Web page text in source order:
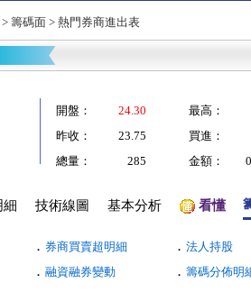
> 籌碼面 > 熱門券商進出表
開盤： 24.30
最高：
昨收：
23.75
買進：
總量：
285 金額：
細 技術線圖 基本分析 看懂
． 券商買賣超明細 ． 法人持股
． 融資融券變動 ． 籌碼分佈明